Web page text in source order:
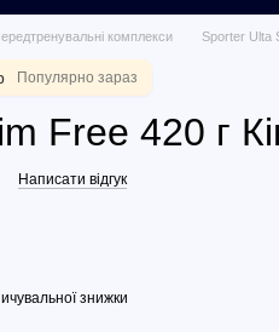
комплекси Sporter Ulta
Популярно зараз
Free 420 г
Написати відгук
знижки